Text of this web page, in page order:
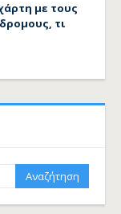
με τους
τι